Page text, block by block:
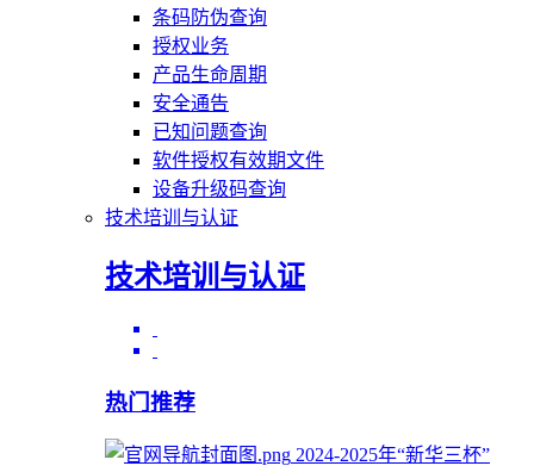
条码防伪查询
授权业务
产品生命周期
安全通告
已知问题查询
软件授权有效期文件
设备升级码查询
技术培训与认证
技术培训与认证
热门推荐
2024-2025年“新华三杯”